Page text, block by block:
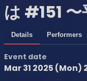
は #151
Details Performers
Event date
Mar 31 2025 (Mon)